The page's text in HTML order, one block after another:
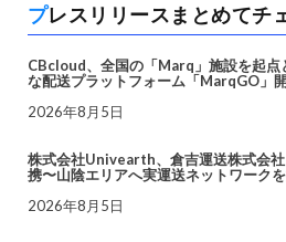
プレスリリースまとめてチ
CBcloud、全国の「Marq」施設を起点
な配送プラットフォーム「MarqGO」
2026年8月5日
株式会社Univearth、倉吉運送株式会
携〜山陰エリアへ実運送ネットワーク
2026年8月5日